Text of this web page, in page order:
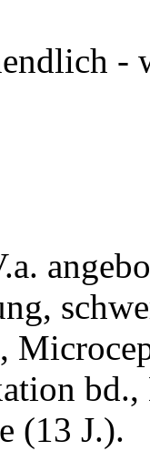
-
bd.,
(13 J.).